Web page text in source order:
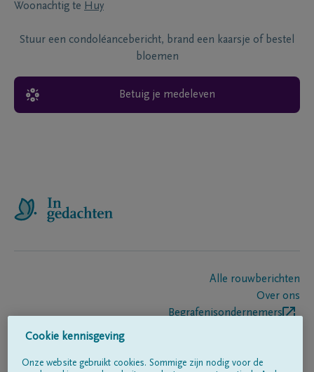
Woonachtig te Huy
Stuur een condoléancebericht, brand een kaarsje of bestel
bloemen
Betuig je medeleven
Alle rouwberichten
Over ons
Begrafenisondernemers
Cookie kennisgeving
Onze website gebruikt cookies. Sommige zijn nodig voor de